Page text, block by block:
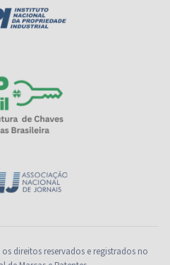
direitos reservados e registrados no